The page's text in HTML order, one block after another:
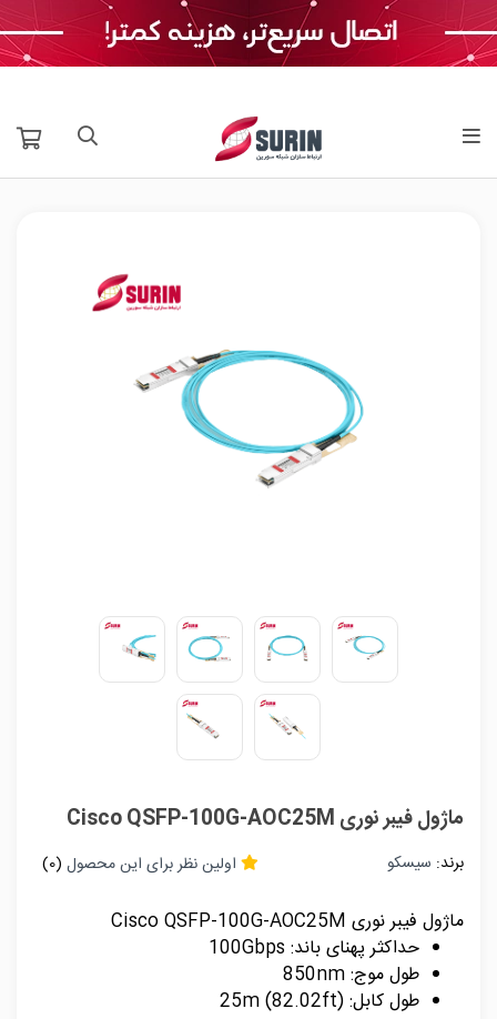
ماژول فیبر نوری Cisco QSFP-100G-AOC25M
برند: سیسکو اولین نظر برای این محصول (0)
ماژول فیبر نوری Cisco QSFP-100G-AOC25M
حداکثر پهنای باند: 100Gbps
طول موج: 850nm
طول کابل: 25m (82.02ft)